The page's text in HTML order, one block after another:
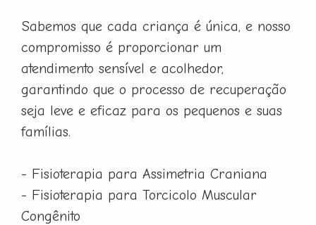
Sabemos que cada criança é única, e nosso
compromisso é proporcionar um
atendimento sensível e acolhedor,
garantindo que o processo de recuperação
seja leve e eficaz para os pequenos e suas
famílias.
- Fisioterapia para Assimetria Craniana
- Fisioterapia para Torcicolo Muscular
Congênito